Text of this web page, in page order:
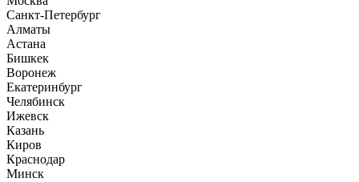
Санкт-Петербург
Алматы
Астана
Бишкек
Воронеж
Екатеринбург
Челябинск
Ижевск
Казань
Киров
Краснодар
Минск